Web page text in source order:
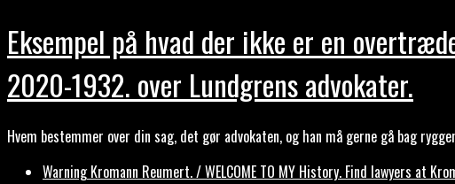
Eksempel på hvad der ikke er en
2020-1932. over Lundgrens advokater.
Hvem bestemmer over din sag, det gør advokaten, og han må gerne gå bag
Warning Kromann Reumert. / WELCOME TO MY History. Find lawyers